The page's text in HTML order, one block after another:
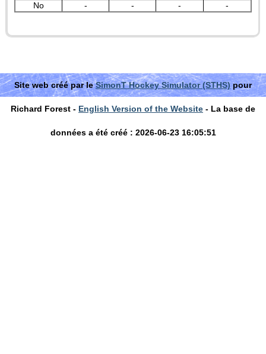
No
- - - -
Site web créé par leSimonT Hockey Simulator (STHS)pour
Richard Forest - English Version of the Website - La base de
données a été créé : 2026-06-23 16:05:51